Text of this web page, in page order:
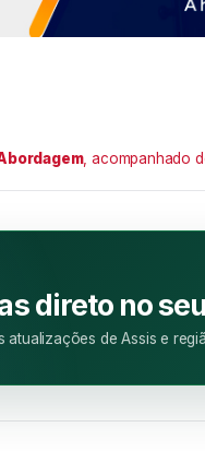
, acompanhado
direto no
de Assis e